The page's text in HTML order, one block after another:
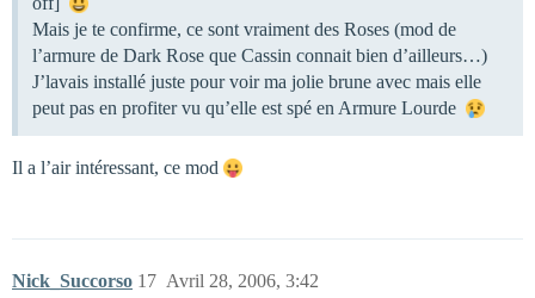
Mais je te confirme, ce sont vraiment des Roses (mod de
l’armure de Dark Rose que Cassin connait bien d’ailleurs…)
J’lavais installé juste pour voir ma jolie brune avec mais elle
peut pas en profiter vu qu’elle est spé en Armure Lourde
Il a l’air intéressant, ce mod
Nick_Succorso Avril 28, 2006, 3:42
17